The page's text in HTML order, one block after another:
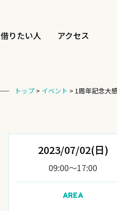
借りたい人 アクセス
トップ > イベント > 1周年記念大
2023/07/02(日)
09:00〜17:00
AREA